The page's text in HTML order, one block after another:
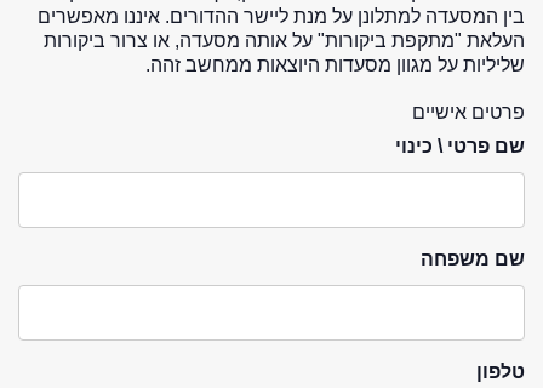
בין המסעדה למתלונן על מנת ליישר ההדורים. איננו מאפשרים
העלאת "מתקפת ביקורות" על אותה מסעדה, או צרור ביקורות
שליליות על מגוון מסעדות היוצאות ממחשב זהה.
פרטים אישיים
שם פרטי \ כינוי
שם משפחה
טלפון